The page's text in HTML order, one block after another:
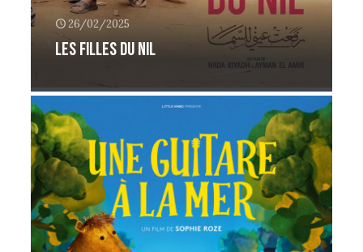
26/02/2025
Les filles du Nil